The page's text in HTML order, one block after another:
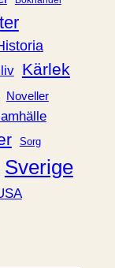
Kärlek
Noveller
Sorg
Sverige